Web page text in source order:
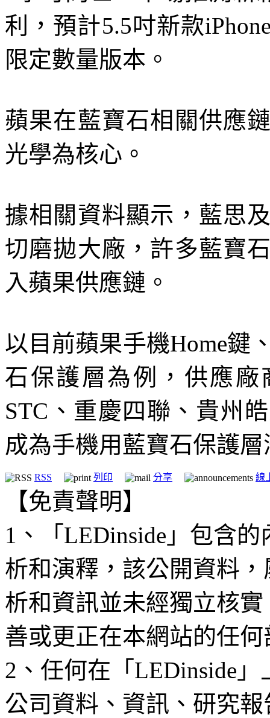
利，預計5.5吋新款
限定數量版本。
蘋果在藍寶石相關供應
光學為核心。
據相關資料顯示，藍思
切磨拋大廠，許多藍寶
入蘋果供應鏈。
以目前蘋果手機Home鍵
石保護層為例，供應廠
STC、重慶四聯、貴州
成為手機用藍寶石保護
RSS 列印 分享 線
【免責聲明】
1、「LEDinside」包含
析和演釋，該公開資料
析和資訊並未經獨立核
善或更正在本網站的任
2、任何在「LEDinside
公司資料、資訊、研究